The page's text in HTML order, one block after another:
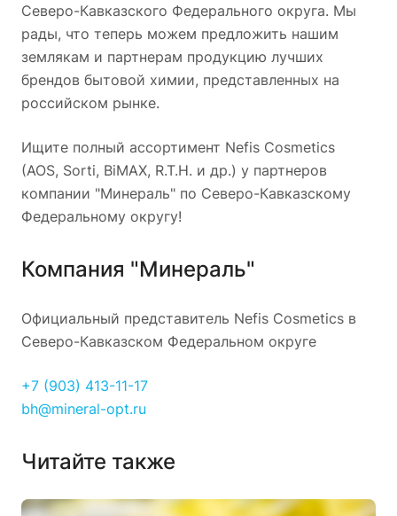
Северо-Кавказского Федерального округа. Мы
рады, что теперь можем предложить нашим
землякам и партнерам продукцию лучших
брендов бытовой химии, представленных на
российском рынке.
Ищите полный ассортимент Nefis Cosmetics
(AOS, Sorti, BiMAX, R.T.H. и др.) у партнеров
компании "Минераль" по Северо-Кавказскому
Федеральному округу!
Компания "Минераль"
Официальный представитель Nefis Cosmetics в
Северо-Кавказском Федеральном округе
+7 (903) 413-11-17
bh@mineral-opt.ru
Читайте также